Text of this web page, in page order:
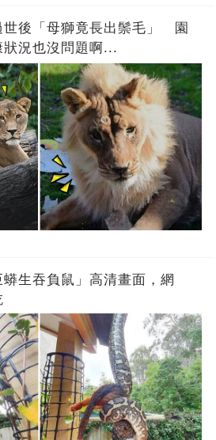
世後「母獅竟長出鬃毛」 園
況也沒問題啊...
生吞負鼠」高清畫面，網